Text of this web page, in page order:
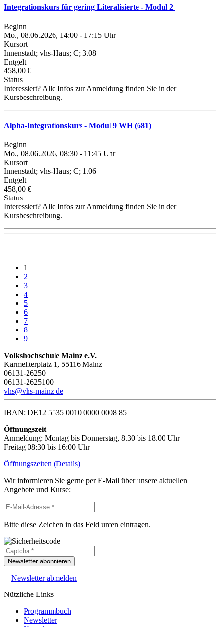
Integrationskurs für gering Literalisierte - Modul 2
Beginn
Mo., 08.06.2026, 14:00 - 17:15 Uhr
Kursort
Innenstadt; vhs-Haus; C; 3.08
Entgelt
458,00 €
Status
Interessiert? Alle Infos zur Anmeldung finden Sie in der
Kursbeschreibung.
Alpha-Integrationskurs - Modul 9 WH (681)
Beginn
Mo., 08.06.2026, 08:30 - 11:45 Uhr
Kursort
Innenstadt; vhs-Haus; C; 1.06
Entgelt
458,00 €
Status
Interessiert? Alle Infos zur Anmeldung finden Sie in der
Kursbeschreibung.
1
2
3
4
5
6
7
8
9
Volkshochschule Mainz e.V.
Karmeliterplatz 1, 55116 Mainz
06131-26250
06131-2625100
vhs@vhs-mainz.de
IBAN: DE12 5535 0010 0000 0008 85
Öffnungszeit
Anmeldung: Montag bis Donnerstag, 8.30 bis 18.00 Uhr
Freitag 08:30 bis 16:00 Uhr
Öffnungszeiten (Details)
Wir informieren Sie gerne per E-Mail über unsere aktuellen
Angebote und Kurse:
Bitte diese Zeichen in das Feld unten eintragen.
Newsletter abonnieren
Newsletter abmelden
Nützliche Links
Programmbuch
Newsletter